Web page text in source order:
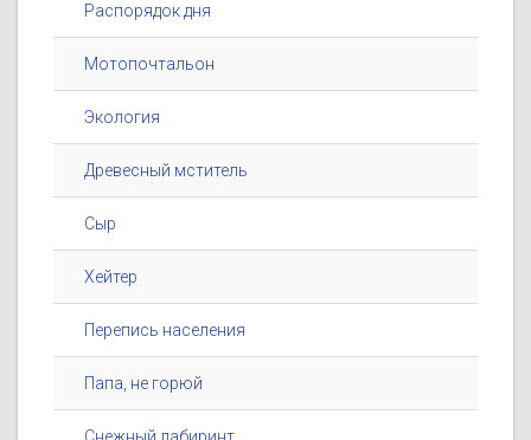
Распорядок дня
Мотопочтальон
Экология
Древесный мститель
Сыр
Хейтер
Перепись населения
Папа, не горюй